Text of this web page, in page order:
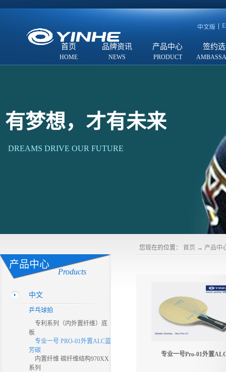
中文版
首页 品牌资讯 产品中心 签约
有梦想，才有未来
DREAMS DRIVE OUR FUTURE
产品中心
Products
中文
乒乓球拍
专利系列（内外置纤维）底
板
专业一号 PRO-01外置ALC蓝
芳碳
内置纤维 碳纤维结构970XX
系列
您现在的位置： 首页 → 产品中
专业一号Pro-01外置